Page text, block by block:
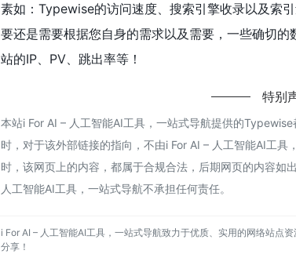
素如：Typewise的访问速度、搜索引擎收录以及索
要还是需要根据您自身的需求以及需要，一些确切
站的IP、PV、跳出率等！
特别
本站i For AI – 人工智能AI工具，一站式导航提供的
时，对于该外部链接的指向，不由i For AI – 人工智能AI工
时，该网页上的内容，都属于合规合法，后期网页的内容如
人工智能AI工具，一站式导航不承担任何责任。
i For AI – 人工智能AI工具，一站式导航致力于优质、实用的网络站点
分享！